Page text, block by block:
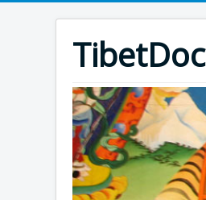
TibetDoc